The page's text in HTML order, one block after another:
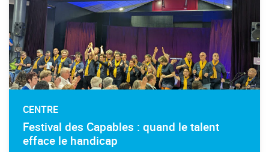
CENTRE
Festival des Capables : quand le talent
efface le handicap